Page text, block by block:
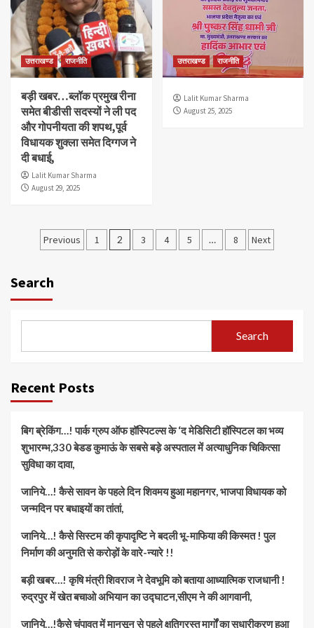
उत्तराखण्ड राजनीति
बड़ी खबर…ब्लॉक प्रमुख रीना
समेत बीडीसी सदस्यों ने ली पद
और गोपनीयता की शपथ,पूर्व
विधायक शुक्ला समेत दिग्गज ने
दी बधाई,
Lalit Kumar Sharma
August 29, 2025
उत्तराखण्ड राजनीति
Lalit Kumar Sharma
August 25, 2025
Posts
Previous 1 2 3 4 5 … 8 Next
Search
Search
Recent Posts
बिग ब्रेकिंग…! पार्क ग्रुप ऑफ हॉस्पिटल्स के ‘द मेडिसिटी हॉस्पिटल का भव्य
शुभारम्भ,330 बेडड कुमाऊं के सबसे बड़े अस्पताल में अत्याधुनिक चिकित्सा
सुविधा का दावा,
जानिये…! कैसे सावन के पहले दिन शिवमय हुआ महानगर, भाजपा विधायक को
जन्मदिन पर बधाइयों का तांतां,
जानिये…! कैसे सिस्टम की कृपादृष्टि ने बदली भू-माफिया की किस्मत ! पुल
निर्माण की अनुमति से करोड़ों के वारे-न्यारे !!
बड़ी खबर…! कृषि मंत्री शिवराज ने देवभूमि को बताया आध्यात्मिक राजधानी !
रुद्रपुर में खेत बचाओ अभियान का उद्घाटन,सीएम ने की आगवानी,
जानिये…!कैसे चंपावत में मानसून से पहले क्षतिग्रस्त मार्गों का सुधारीकरण हुआ